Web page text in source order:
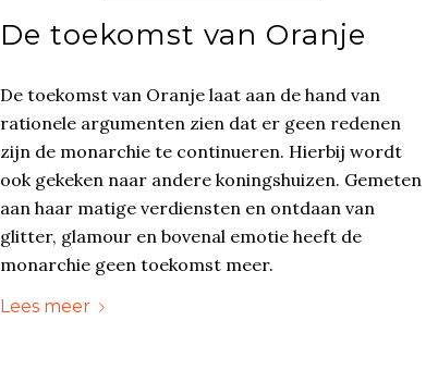
De toekomst van Oranje
De toekomst van Oranje laat aan de hand van
rationele argumenten zien dat er geen redenen
zijn de monarchie te continueren. Hierbij wordt
ook gekeken naar andere koningshuizen. Gemeten
aan haar matige verdiensten en ontdaan van
glitter, glamour en bovenal emotie heeft de
monarchie geen toekomst meer.
Lees meer